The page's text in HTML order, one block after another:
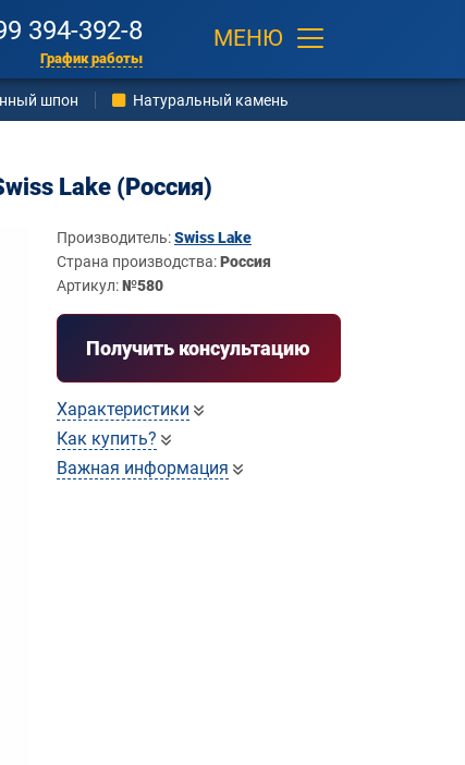
шпон Натуральный камень
МЕНЮ
394-392-8
График работы
Lake (Россия)
Производитель:Swiss Lake
Страна производства:Россия
Артикул:№580
Получить консультацию
Характеристики
Как купить?
Важная информация